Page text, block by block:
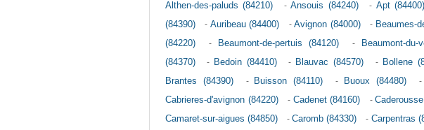
Althen-des-paluds (84210)
-Ansouis (84240) - Apt (84400)
(84390)
- Auribeau (84400) -Avignon (84000) - Beaumes-
(84220)
- Beaumont-de-pertuis (84120) - Beaumont-du-
(84370)
- Bedoin (84410) - Blauvac (84570) - Bollene
Brantes (84390)
- Buisson (84110) - Buoux (84480)
Cabrieres-d'avignon (84220)
- Cadenet (84160) -
Camaret-sur-aigues (84850)
-Caromb (84330) - Carpentras